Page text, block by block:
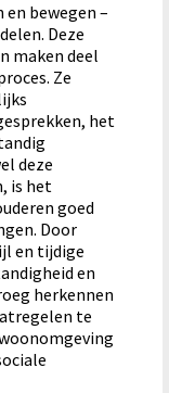
bewegen –
Deze
maken deel
Ze
het
deze
is het
goed
Door
en tijdige
en
herkennen
te